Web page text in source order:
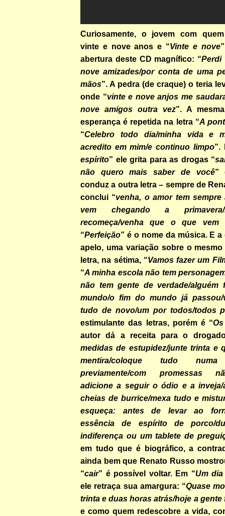
Curiosamente, o jovem com
vinte e nove anos e “Vinte e nove
abertura deste CD magnífico: “Perdi
nove amizades/por conta de uma
mãos”. A pedra (de craque) o teria
onde “vinte e nove anjos me
nove amigos outra vez”. A
esperança é repetida na letra “A
“Celebro todo dia/minha vida e
acredito em mim/e continuo limpo”.
espírito” ele grita para as drogas “
não quero mais saber de você”
conduz a outra letra – sempre de
conclui “venha, o amor tem sempre
vem chegando a
recomeça/venha que o que vem
“Perfeição” é o nome da música. E
apelo, uma variação sobre o
letra, na sétima, “Vamos fazer um
“A minha escola não tem
não tem gente de verdade/
mundo/o fim do mundo já passou/
tudo de novo/um por todos/todos
estimulante das letras, porém é “
autor dá a receita para o
medidas de estupidez/junte trinta e
mentira/coloque tudo numa
previamente/com promessas
adicione a seguir o ódio e a inveja/
cheias de burrice/mexa tudo e
esqueça: antes de levar ao
essência de espírito de porco/
indiferença ou um tablete de
em tudo que é biográfico, a
ainda bem que Renato Russo
“cair” é possível voltar. Em “Um
ele retraça sua amargura: “Quase
trinta e duas horas atrás/hoje a gente
e como quem redescobre a vida,